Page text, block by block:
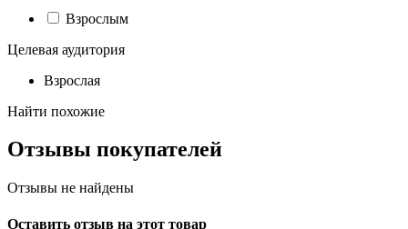
Взрослым
Целевая аудитория
Взрослая
Найти похожие
Отзывы покупателей
Отзывы не найдены
Оставить отзыв на этот товар